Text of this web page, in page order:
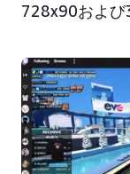
728x90および